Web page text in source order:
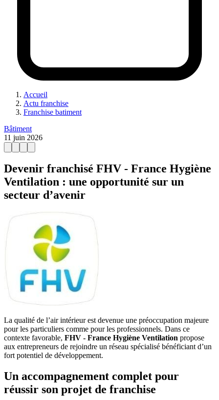
Accueil
Actu franchise
Franchise batiment
Bâtiment
11 juin 2026
Devenir franchisé FHV - France Hygiène
Ventilation : une opportunité sur un
secteur d’avenir
La qualité de l’air intérieur est devenue une préoccupation majeure
pour les particuliers comme pour les professionnels. Dans ce
contexte favorable, FHV - France Hygiène Ventilation propose
aux entrepreneurs de rejoindre un réseau spécialisé bénéficiant d’un
fort potentiel de développement.
Un accompagnement complet pour
réussir son projet de franchise